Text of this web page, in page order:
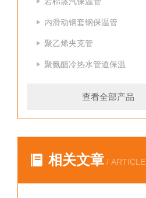
内滑动钢套钢保温管
聚乙烯夹克管
聚氨酯冷热水管道保温
查看全部产品
相关文章 / ARTICLE